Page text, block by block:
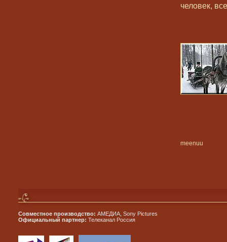
человек,
meenuu
Совместное производство: АМЕДИА, Sony Pictures
Официальный партнер: Телеканал Россия